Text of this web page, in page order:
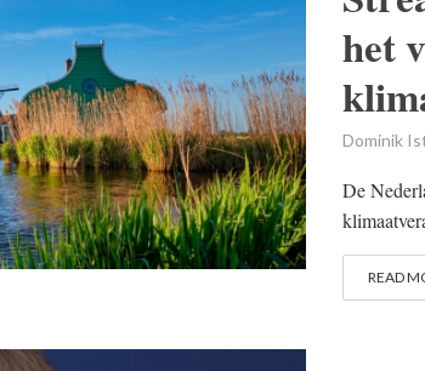
het
Dominik
De
READ